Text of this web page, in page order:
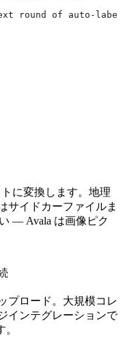
round of auto-
に変換します。地理
サイドカーファイルま
— Avala は画像ピク
プロード。大規模コレ
インテグレーションで